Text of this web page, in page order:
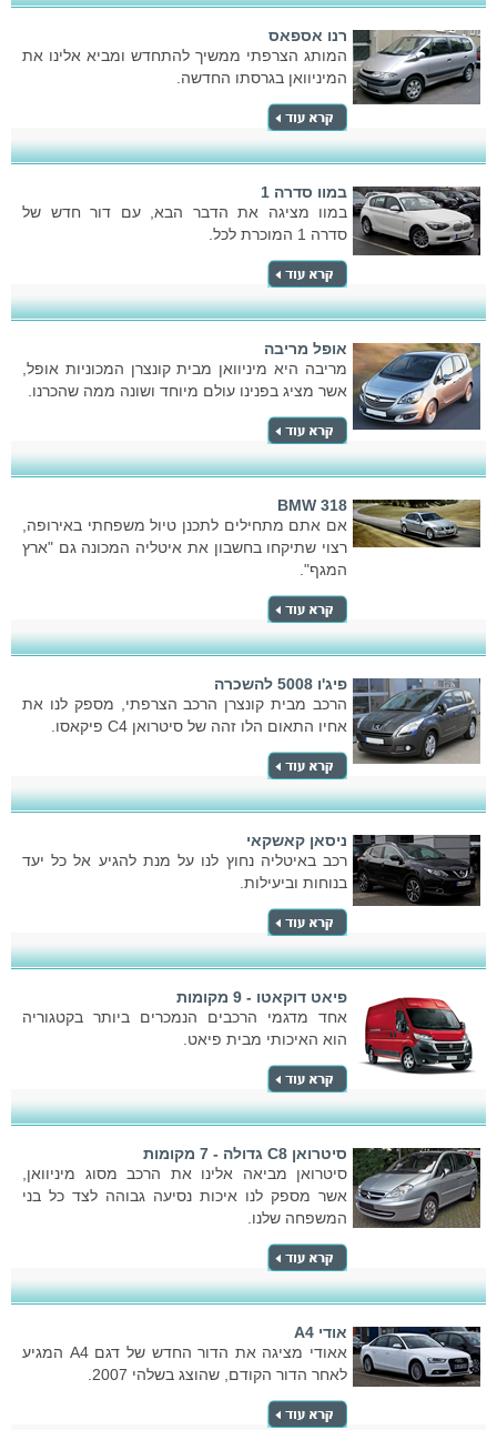
רנו אספאס
המותג הצרפתי ממשיך להתחדש ומביא אלינו את
המיניוואן בגרסתו החדשה.
במוו סדרה 1
במוו מציגה את הדבר הבא, עם דור חדש של
סדרה 1 המוכרת לכל.
אופל מריבה
מריבה היא מיניוואן מבית קונצרן המכוניות אופל,
אשר מציג בפנינו עולם מיוחד ושונה ממה שהכרנו.
BMW 318
אם אתם מתחילים לתכנן טיול משפחתי באירופה,
רצוי שתיקחו בחשבון את איטליה המכונה גם "ארץ
המגף".
פיג'ו 5008 להשכרה
הרכב מבית קונצרן הרכב הצרפתי, מספק לנו את
אחיו התאום הלו זהה של סיטרואן C4 פיקאסו.
ניסאן קאשקאי
רכב באיטליה נחוץ לנו על מנת להגיע אל כל יעד
בנוחות וביעילות.
פיאט דוקאטו - 9 מקומות
אחד מדגמי הרכבים הנמכרים ביותר בקטגוריה
הוא האיכותי מבית פיאט.
סיטרואן C8 גדולה - 7 מקומות
סיטרואן מביאה אלינו את הרכב מסוג מיניוואן,
אשר מספק לנו איכות נסיעה גבוהה לצד כל בני
המשפחה שלנו.
אודי A4
אאודי מציגה את הדור החדש של דגם A4 המגיע
לאחר הדור הקודם, שהוצג בשלהי 2007.